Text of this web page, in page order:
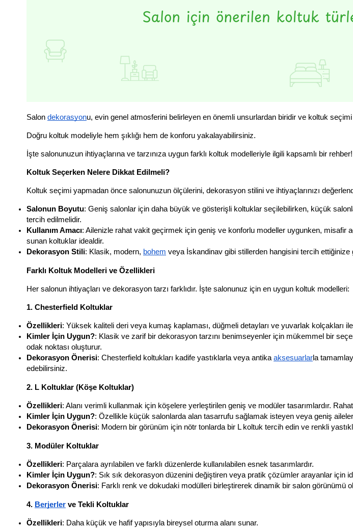
Salon dekorasyonu, evin genel atmosferini belirleyen en önemli unsurlardan biridir ve koltuk
Doğru koltuk modeliyle hem şıklığı hem de konforu yakalayabilirsiniz.
İşte salonunuzun ihtiyaçlarına ve tarzınıza uygun farklı koltuk modelleriyle ilgili kapsamlı bir rehber!
Koltuk Seçerken Nelere Dikkat Edilmeli?
Koltuk seçimi yapmadan önce salonunuzun ölçülerini, dekorasyon stilini ve ihtiyaçlarınızı
Salonun Boyutu: Geniş salonlar için daha büyük ve gösterişli koltuklar seçilebilirken, küçük
tercih edilmelidir.
Kullanım Amacı: Ailenizle rahat vakit geçirmek için geniş ve konforlu modeller uygunken, misafir
sunan koltuklar idealdir.
Dekorasyon Stili: Klasik, modern, bohem veya İskandinav gibi stillerden hangisini tercih ettiğinize
Farklı Koltuk Modelleri ve Özellikleri
Her salonun ihtiyaçları ve dekorasyon tarzı farklıdır. İşte salonunuz için en uygun koltuk modelleri:
1. Chesterfield Koltuklar
Özellikleri: Yüksek kaliteli deri veya kumaş kaplaması, düğmeli detayları ve yuvarlak kolçakları
Kimler İçin Uygun?: Klasik ve zarif bir dekorasyon tarzını benimseyenler için mükemmel bir
odak noktası oluşturur.
Dekorasyon Önerisi: Chesterfield koltukları kadife yastıklarla veya antika aksesuarlarla
edebilirsiniz.
2. L Koltuklar (Köşe Koltuklar)
Özellikleri: Alanı verimli kullanmak için köşelere yerleştirilen geniş ve modüler tasarımlardır.
Kimler İçin Uygun?: Özellikle küçük salonlarda alan tasarrufu sağlamak isteyen veya geniş
Dekorasyon Önerisi: Modern bir görünüm için nötr tonlarda bir L koltuk tercih edin ve renkli
3. Modüler Koltuklar
Özellikleri: Parçalara ayrılabilen ve farklı düzenlerde kullanılabilen esnek tasarımlardır.
Kimler İçin Uygun?: Sık sık dekorasyon düzenini değiştiren veya pratik çözümler arayanlar için
Dekorasyon Önerisi: Farklı renk ve dokudaki modülleri birleştirerek dinamik bir salon görünümü
4. Berjerler ve Tekli Koltuklar
Özellikleri: Daha küçük ve hafif yapısıyla bireysel oturma alanı sunar.